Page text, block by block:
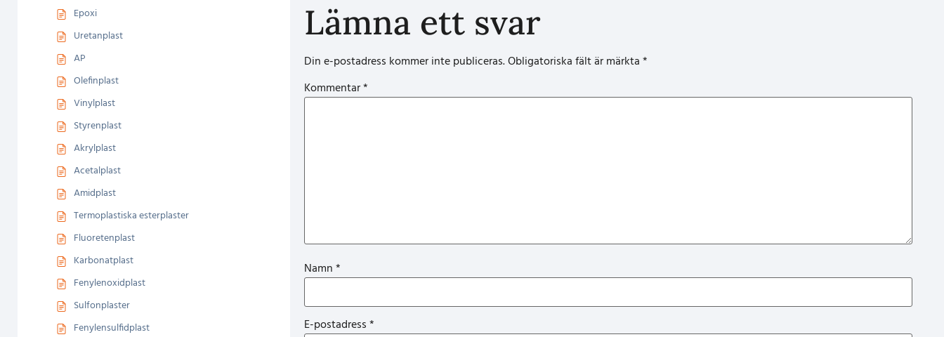
Epoxi
Uretanplast
AP
Olefinplast
Vinylplast
Styrenplast
Akrylplast
Acetalplast
Amidplast
Termoplastiska esterplaster
Fluoretenplast
Karbonatplast
Fenylenoxidplast
Sulfonplaster
Fenylensulfidplast
Lämna ett svar
Din e-postadress kommer inte publiceras.Obligatoriska fält är märkta*
Kommentar*
Namn*
E-postadress*